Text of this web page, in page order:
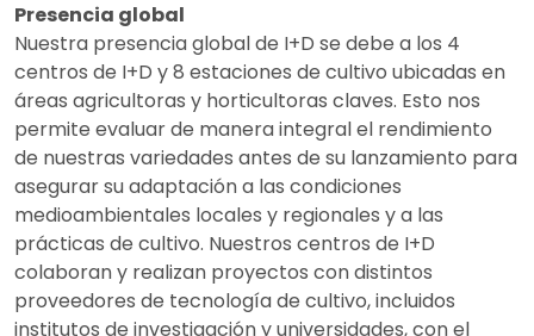
Presencia global
Nuestra presencia global de I+D se debe a los 4
centros de I+D y 8 estaciones de cultivo ubicadas en
áreas agricultoras y horticultoras claves. Esto nos
permite evaluar de manera integral el rendimiento
de nuestras variedades antes de su lanzamiento para
asegurar su adaptación a las condiciones
medioambientales locales y regionales y a las
prácticas de cultivo. Nuestros centros de I+D
colaboran y realizan proyectos con distintos
proveedores de tecnología de cultivo, incluidos
institutos de investigación y universidades, con el